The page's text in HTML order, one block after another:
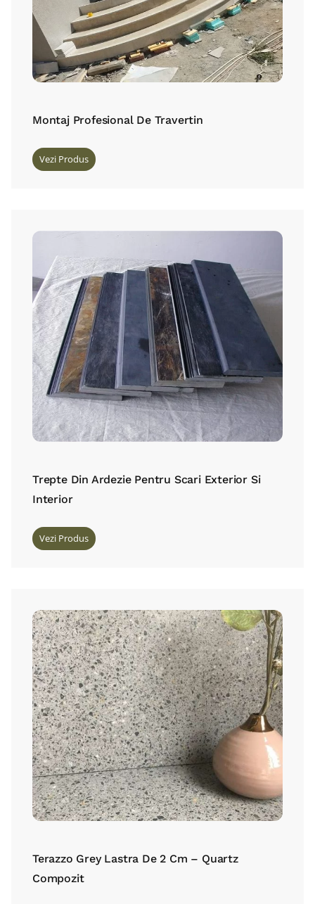
Montaj Profesional De Travertin
Vezi Produs
Trepte Din Ardezie Pentru Scari Exterior Si
Interior
Vezi Produs
Terazzo Grey Lastra De 2 Cm – Quartz
Compozit